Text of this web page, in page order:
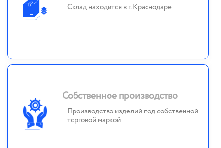
Склад находится в г. Краснодаре
Собственное производство
Производство изделий под собственной
торговой маркой